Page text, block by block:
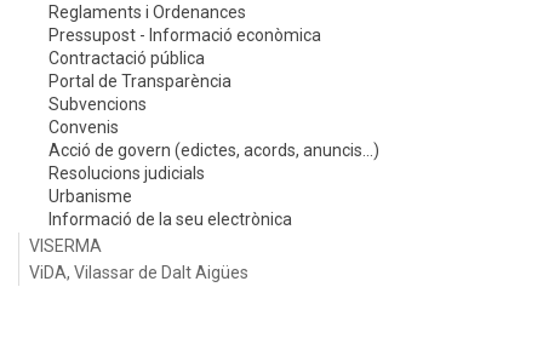
Reglaments i Ordenances
Pressupost - Informació econòmica
Contractació pública
Portal de Transparència
Subvencions
Convenis
Acció de govern (edictes, acords, anuncis...)
Resolucions judicials
Urbanisme
Informació de la seu electrònica
VISERMA
ViDA, Vilassar de Dalt Aigües